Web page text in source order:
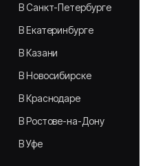
В Санкт-Петербурге
В Екатеринбурге
В Казани
В Новосибирске
В Краснодаре
В Ростове-на-Дону
В Уфе